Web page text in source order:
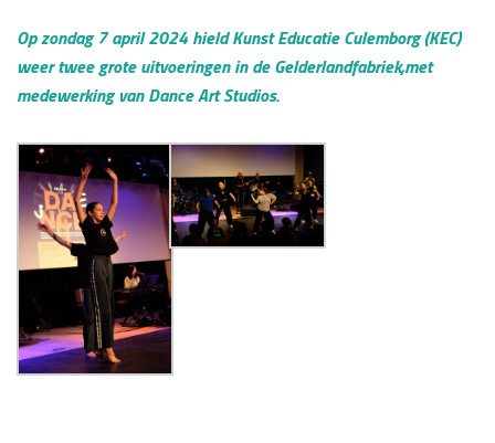
Op zondag 7 april 2024 hield Kunst Educatie Culemborg (KEC)
weer twee grote uitvoeringen in de Gelderlandfabriek,met
medewerking van Dance Art Studios.